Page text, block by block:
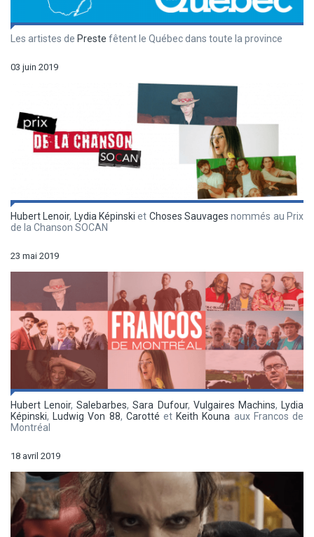
Les artistes de Preste fêtent le Québec dans toute la province
03 juin 2019
Hubert Lenoir, Lydia Képinski et Choses Sauvages nommés au Prix
de la Chanson SOCAN
23 mai 2019
Hubert Lenoir,Salebarbes,Sara Dufour, Vulgaires Machins,
Lydia
Képinski, Ludwig Von 88, Carotté et Keith Kouna aux Francos de
Montréal
18 avril 2019